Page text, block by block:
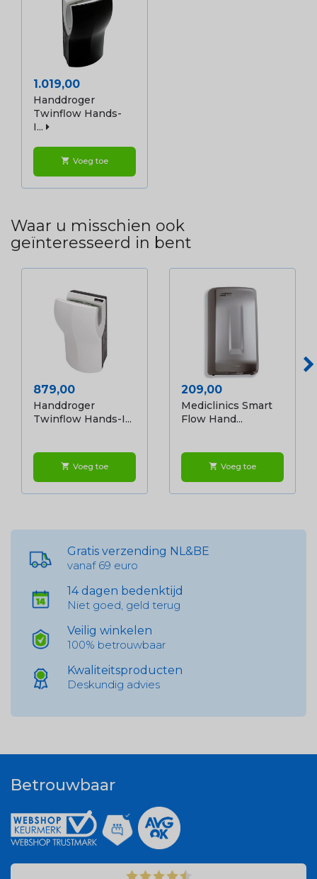
Prijs
1.019,00
Handdroger
Twinflow Hands-
I...
shopping_cart Voeg toe
Waar u misschien ook
geïnteresseerd in bent
Prijs
879,00
Handdroger
Twinflow Hands-I...
shopping_cart Voeg toe
Prijs
209,00
Mediclinics Smart
Flow Hand...
shopping_cart Voeg toe
Gratis verzending NL&BE
vanaf 69 euro
14 dagen bedenktijd
Niet goed, geld terug
Veilig winkelen
100% betrouwbaar
Kwaliteitsproducten
Deskundig advies
Betrouwbaar